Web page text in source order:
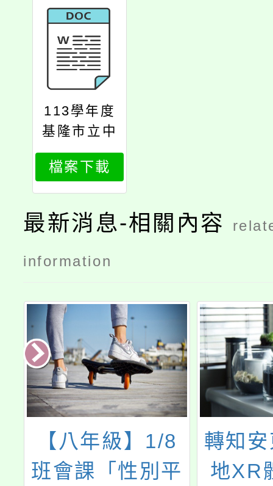
113學年度
基隆市立中
山高中國中
部大德分校
慈輝班招生
簡章
檔案下載
最新消息-相關內容
information
轉知安東青創基
地XR體驗活動
樹人
院